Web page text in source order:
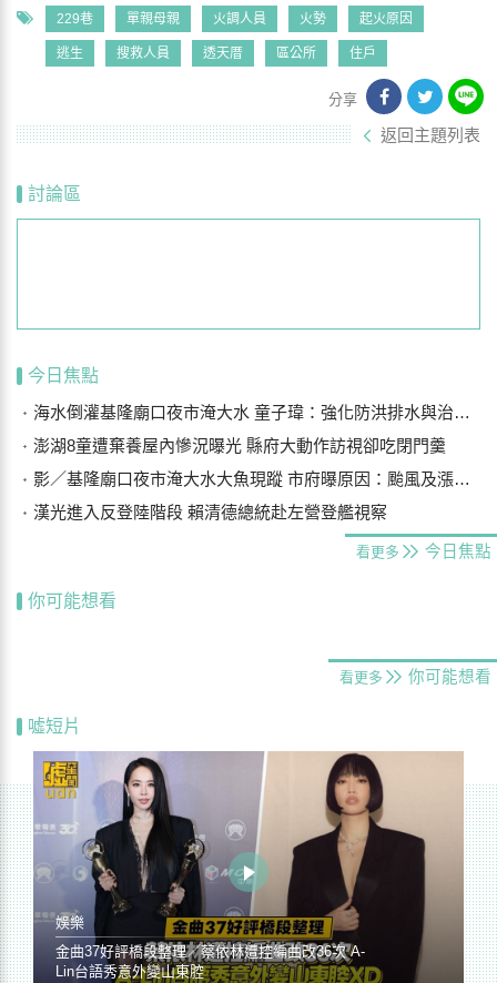
229巷 單親母親 火調人員 火勢 起火原因
逃生 搜救人員 透天厝 區公所 住戶
分享
返回主題列表
討論區
今日焦點
海水倒灌基隆廟口夜市淹大水 童子瑋：強化防洪排水與治水基礎建設
澎湖8童遭棄養屋內慘況曝光 縣府大動作訪視卻吃閉門羹
影／基隆廟口夜市淹大水大魚現蹤 市府曝原因：颱風及漲潮海水倒灌
漢光進入反登陸階段 賴清德總統赴左營登艦視察
看更多 今日焦點
你可能想看
看更多 你可能想看
噓短片
娛樂
金曲37好評橋段整理／蔡依林遭控編曲改36次 A-
Lin台語秀意外變山東腔